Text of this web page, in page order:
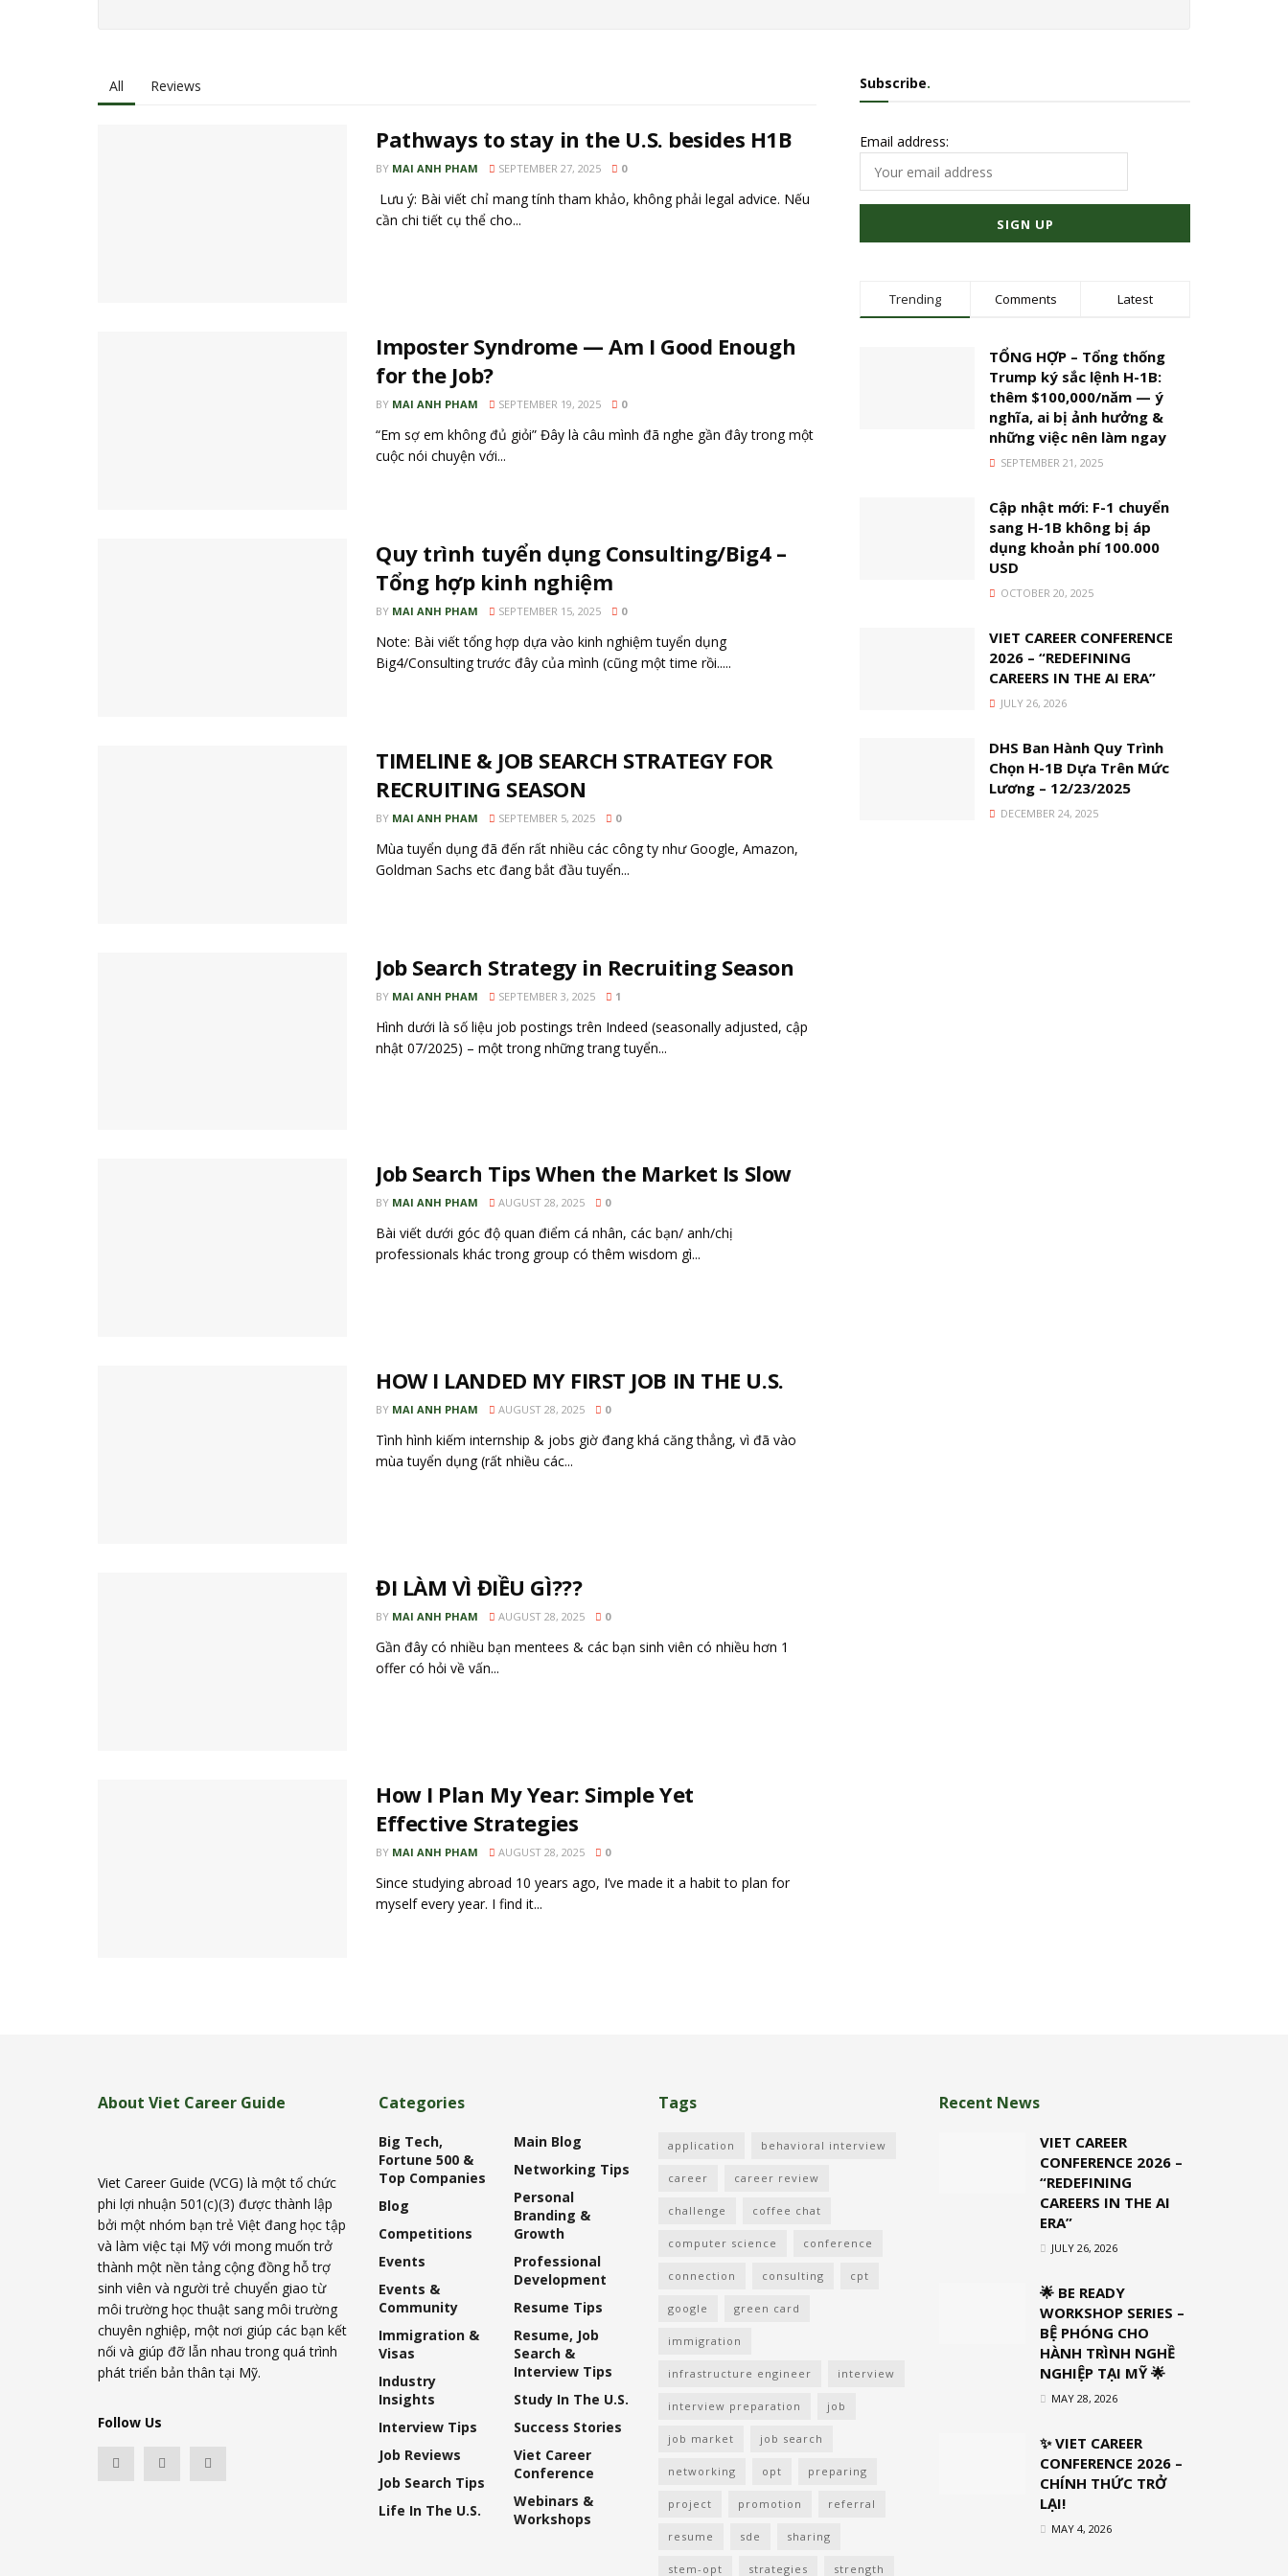
All Reviews
Pathways to stay in the U.S. besides H1B
BY MAI ANH PHAM SEPTEMBER 27, 2025 0
Lưu ý: Bài viết chỉ mang tính tham khảo, không phải legal advice. Nếu
cần chi tiết cụ thể cho...
Imposter Syndrome — Am I Good Enough
for the Job?
BY MAI ANH PHAM SEPTEMBER 19, 2025 0
“Em sợ em không đủ giỏi” Đây là câu mình đã nghe gần đây trong một
cuộc nói chuyện với...
Quy trình tuyển dụng Consulting/Big4 –
Tổng hợp kinh nghiệm
BY MAI ANH PHAM SEPTEMBER 15, 2025 0
Note: Bài viết tổng hợp dựa vào kinh nghiệm tuyển dụng
Big4/Consulting trước đây của mình (cũng một time rồi.....
TIMELINE & JOB SEARCH STRATEGY FOR
RECRUITING SEASON
BY MAI ANH PHAM SEPTEMBER 5, 2025 0
Mùa tuyển dụng đã đến rất nhiều các công ty như Google, Amazon,
Goldman Sachs etc đang bắt đầu tuyển...
Job Search Strategy in Recruiting Season
BY MAI ANH PHAM SEPTEMBER 3, 2025 1
Hình dưới là số liệu job postings trên Indeed (seasonally adjusted, cập
nhật 07/2025) – một trong những trang tuyển...
Job Search Tips When the Market Is Slow
BY MAI ANH PHAM AUGUST 28, 2025 0
Bài viết dưới góc độ quan điểm cá nhân, các bạn/ anh/chị
professionals khác trong group có thêm wisdom gì...
HOW I LANDED MY FIRST JOB IN THE U.S.
BY MAI ANH PHAM AUGUST 28, 2025 0
Tình hình kiếm internship & jobs giờ đang khá căng thẳng, vì đã vào
mùa tuyển dụng (rất nhiều các...
ĐI LÀM VÌ ĐIỀU GÌ???
BY MAI ANH PHAM AUGUST 28, 2025 0
Gần đây có nhiều bạn mentees & các bạn sinh viên có nhiều hơn 1
offer có hỏi về vấn...
How I Plan My Year: Simple Yet
Effective Strategies
BY MAI ANH PHAM AUGUST 28, 2025 0
Since studying abroad 10 years ago, I’ve made it a habit to plan for
myself every year. I find it...
Subscribe.
Email address:
Trending Comments Latest
TỔNG HỢP – Tổng thống
Trump ký sắc lệnh H-1B:
thêm $100,000/năm — ý
nghĩa, ai bị ảnh hưởng &
những việc nên làm ngay
SEPTEMBER 21, 2025
Cập nhật mới: F-1 chuyển
sang H-1B không bị áp
dụng khoản phí 100.000
USD
OCTOBER 20, 2025
VIET CAREER CONFERENCE
2026 – “REDEFINING
CAREERS IN THE AI ERA”
JULY 26, 2026
DHS Ban Hành Quy Trình
Chọn H-1B Dựa Trên Mức
Lương – 12/23/2025
DECEMBER 24, 2025
About Viet Career Guide
Viet Career Guide (VCG) là một tổ chức
phi lợi nhuận 501(c)(3) được thành lập
bởi một nhóm bạn trẻ Việt đang học tập
và làm việc tại Mỹ với mong muốn trở
thành một nền tảng cộng đồng hỗ trợ
sinh viên và người trẻ chuyển giao từ
môi trường học thuật sang môi trường
chuyên nghiệp, một nơi giúp các bạn kết
nối và giúp đỡ lẫn nhau trong quá trình
phát triển bản thân tại Mỹ.
Follow Us
Categories
Big Tech,
Fortune 500 &
Top Companies
Blog
Competitions
Events
Events &
Community
Immigration &
Visas
Industry
Insights
Interview Tips
Job Reviews
Job Search Tips
Life In The U.S.
Main Blog
Networking Tips
Personal
Branding &
Growth
Professional
Development
Resume Tips
Resume, Job
Search &
Interview Tips
Study In The U.S.
Success Stories
Viet Career
Conference
Webinars &
Workshops
Tags
application behavioral interview
career career review
challenge coffee chat
computer science conference
connection consulting cpt
google green card
immigration
infrastructure engineer interview
interview preparation job
job market job search
networking opt preparing
project promotion referral
resume sde sharing
stem-opt strategies strength
Recent News
VIET CAREER
CONFERENCE 2026 –
“REDEFINING
CAREERS IN THE AI
ERA”
JULY 26, 2026
🌟 BE READY
WORKSHOP SERIES –
BỆ PHÓNG CHO
HÀNH TRÌNH NGHỀ
NGHIỆP TẠI MỸ 🌟
MAY 28, 2026
✨ VIET CAREER
CONFERENCE 2026 –
CHÍNH THỨC TRỞ
LẠI!
MAY 4, 2026